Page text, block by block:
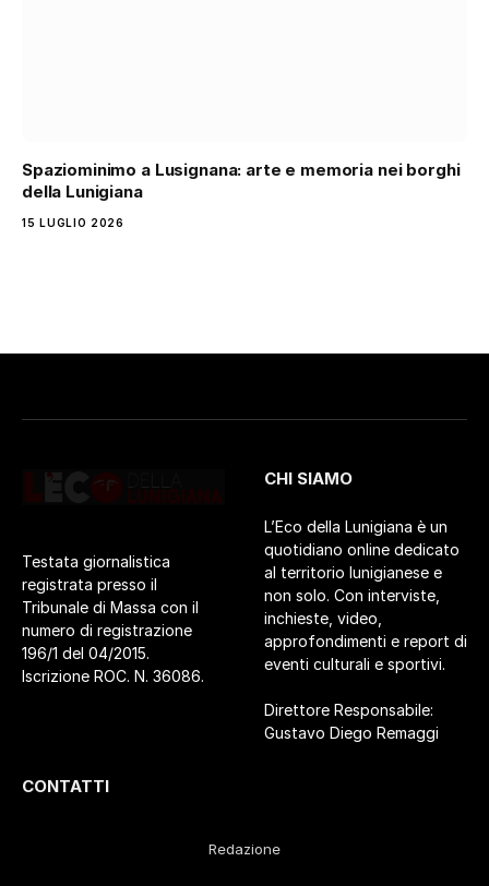
Spaziominimo a Lusignana: arte e memoria nei borghi
della Lunigiana
15 LUGLIO 2026
Testata giornalistica
registrata presso il
Tribunale di Massa con il
numero di registrazione
196/1 del 04/2015.
Iscrizione ROC. N. 36086.
CHI SIAMO
L’Eco della Lunigiana è un
quotidiano online dedicato
al territorio lunigianese e
non solo. Con interviste,
inchieste, video,
approfondimenti e report di
eventi culturali e sportivi.
Direttore Responsabile:
Gustavo Diego Remaggi
CONTATTI
Redazione